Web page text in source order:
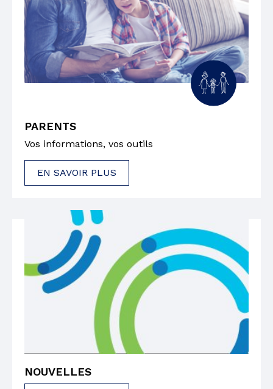
PARENTS
Vos informations, vos outils
EN SAVOIR PLUS
NOUVELLES